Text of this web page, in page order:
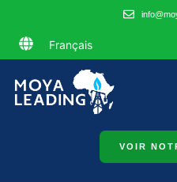
Français
VOIR